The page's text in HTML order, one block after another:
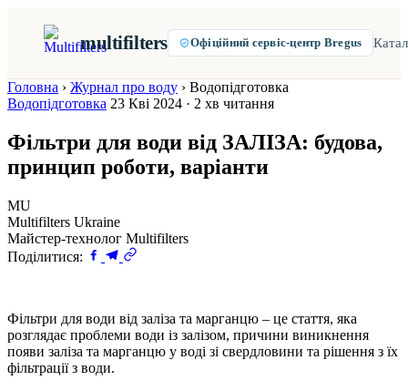
multifilters Офіційний сервіс-центр Bregus
Головна › Журнал про воду › Водопідготовка
Водопідготовка 23 Кві 2024 · 2 хв читання
Фільтри для води від ЗАЛІЗА: будова,
принцип роботи, варіанти
MU
Multifilters Ukraine
Майстер-технолог Multifilters
Поділитися:
Фільтри для води від заліза та марганцю – це стаття, яка
розглядає проблеми води із залізом, причини виникнення
появи заліза та марганцю у воді зі свердловини та рішення з їх
фільтрації з води.